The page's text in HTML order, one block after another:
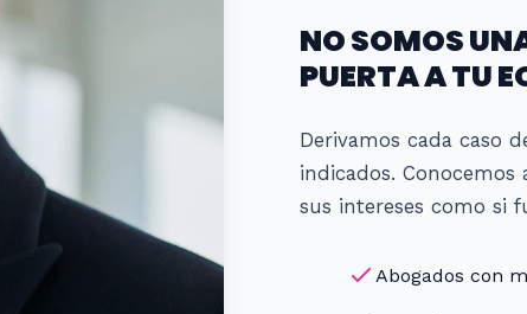
NO SOMOS
PUERTA A TU
Derivamos cada caso
indicados.
sus intereses como si
Abogados con